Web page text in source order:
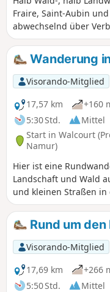
Fraire, Saint-Aubin
abwechselnd über
Dörfern, Wald- oder
Achten Sie darauf,
benutzen, die gesperrt
zu stören).
Wanderung
Visorando-Mitglied
17,57 km
+160
5:30 Std.
Mittel
Start in Walcourt
Namur)
Hier ist eine
Landschaft und Wald
und kleinen Straßen
Heure-Nalinnes
Sie die Natur im
mit den schönen
Rund um
Visorando-Mitglied
17,69 km
+266
5:50 Std.
Mittel